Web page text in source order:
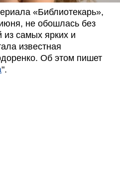
«Библиотекарь»,
не обошлась без
из самых ярких и
известная
Об этом пишет
".